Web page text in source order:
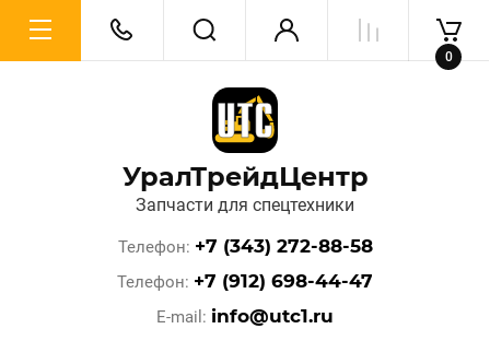
УралТрейдЦентр
Запчасти для спецтехники
Телефон +7 (343) 272-88-58
Телефон +7 (912) 698-44-47
E-mail info@utc1.ru
0